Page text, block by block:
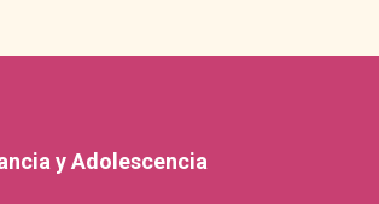
y Adolescencia